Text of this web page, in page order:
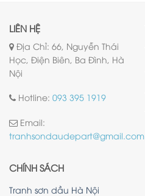
LIÊN HỆ
Địa Chỉ: 66, Nguyễn Thái
Học, Điện Biên, Ba Đình, Hà
Nội
Hotline: 093 395 1919
Email:
tranhsondaudepart@gmail.com
CHÍNH SÁCH
Tranh sơn dầu Hà Nội